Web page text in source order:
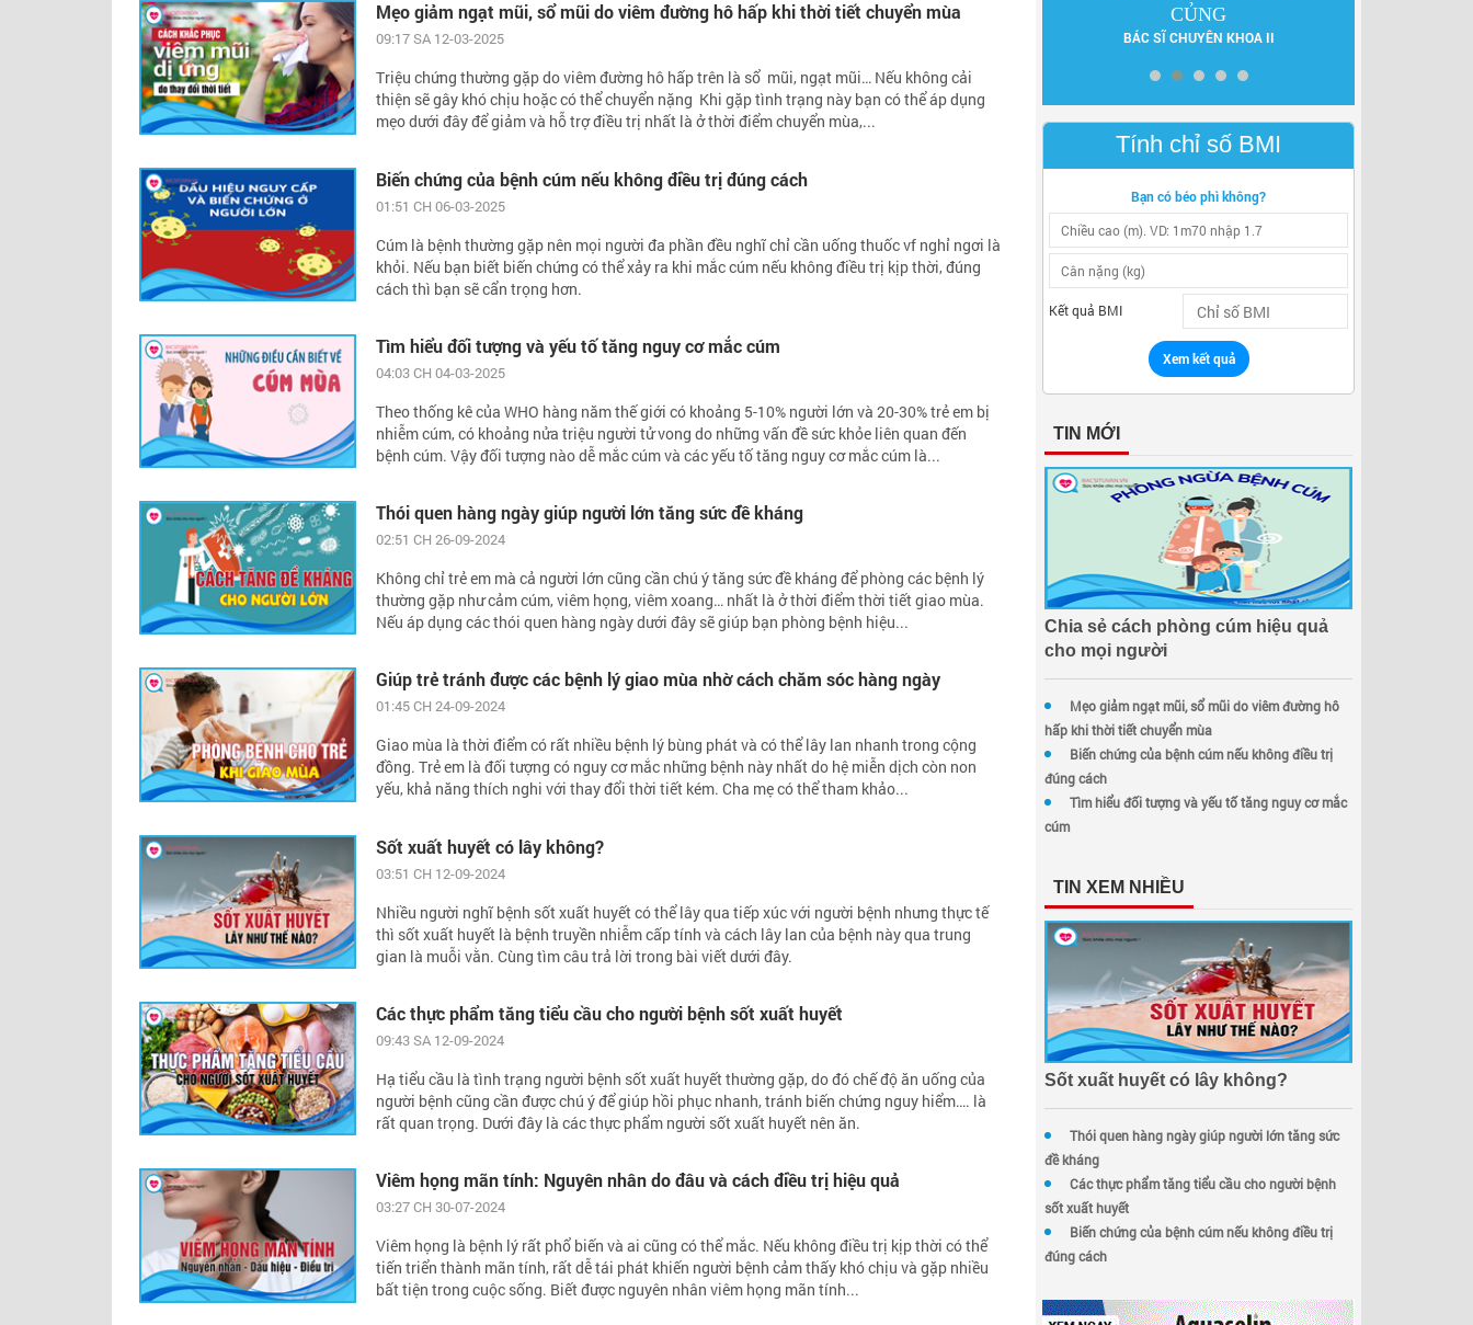
Mẹo giảm ngạt mũi, sổ mũi do viêm đường hô hấp khi thời tiết chuyển mùa
09:17 SA 12-03-2025
Triệu chứng thường gặp do viêm đường hô hấp trên là sổ mũi, ngạt mũi… Nếu không cải
thiện sẽ gây khó chịu hoặc có thể chuyển nặng Khi gặp tình trạng này bạn có thể áp dụng
mẹo dưới đây để giảm và hỗ trợ điều trị nhất là ở thời điểm chuyển mùa,...
Biến chứng của bệnh cúm nếu không điều trị đúng cách
01:51 CH 06-03-2025
Cúm là bệnh thường gặp nên mọi người đa phần đều nghĩ chỉ cần uống thuốc vf nghỉ ngơi là
khỏi. Nếu bạn biết biến chứng có thể xảy ra khi mắc cúm nếu không điều trị kịp thời, đúng
cách thì bạn sẽ cẩn trọng hơn.
Tìm hiểu đối tượng và yếu tố tăng nguy cơ mắc cúm
04:03 CH 04-03-2025
Theo thống kê của WHO hàng năm thế giới có khoảng 5-10% người lớn và 20-30% trẻ em bị
nhiễm cúm, có khoảng nửa triệu người tử vong do những vấn đề sức khỏe liên quan đến
bệnh cúm. Vậy đối tượng nào dễ mắc cúm và các yếu tố tăng nguy cơ mắc cúm là...
Thói quen hàng ngày giúp người lớn tăng sức đề kháng
02:51 CH 26-09-2024
Không chỉ trẻ em mà cả người lớn cũng cần chú ý tăng sức đề kháng để phòng các bệnh lý
thường gặp như cảm cúm, viêm họng, viêm xoang… nhất là ở thời điểm thời tiết giao mùa.
Nếu áp dụng các thói quen hàng ngày dưới đây sẽ giúp bạn phòng bệnh hiệu...
Giúp trẻ tránh được các bệnh lý giao mùa nhờ cách chăm sóc hàng ngày
01:45 CH 24-09-2024
Giao mùa là thời điểm có rất nhiều bệnh lý bùng phát và có thể lây lan nhanh trong cộng
đồng. Trẻ em là đối tượng có nguy cơ mắc những bệnh này nhất do hệ miễn dịch còn non
yếu, khả năng thích nghi với thay đổi thời tiết kém. Cha mẹ có thể tham khảo...
Sốt xuất huyết có lây không?
03:51 CH 12-09-2024
Nhiều người nghĩ bệnh sốt xuất huyết có thể lây qua tiếp xúc với người bệnh nhưng thực tế
thì sốt xuất huyết là bệnh truyền nhiễm cấp tính và cách lây lan của bệnh này qua trung
gian là muỗi vằn. Cùng tìm câu trả lời trong bài viết dưới đây.
Các thực phẩm tăng tiểu cầu cho người bệnh sốt xuất huyết
09:43 SA 12-09-2024
Hạ tiểu cầu là tình trạng người bệnh sốt xuất huyết thường gặp, do đó chế độ ăn uống của
người bệnh cũng cần được chú ý để giúp hồi phục nhanh, tránh biến chứng nguy hiểm…. là
rất quan trọng. Dưới đây là các thực phẩm người sốt xuất huyết nên ăn.
Viêm họng mãn tính: Nguyên nhân do đâu và cách điều trị hiệu quả
03:27 CH 30-07-2024
Viêm họng là bệnh lý rất phổ biến và ai cũng có thể mắc. Nếu không điều trị kịp thời có thể
tiến triển thành mãn tính, rất dễ tái phát khiến người bệnh cảm thấy khó chịu và gặp nhiều
bất tiện trong cuộc sống. Biết được nguyên nhân viêm họng mãn tính...
NGUYÊN GĐ TT DINH DƯỠNG VIỆN
CHUYÊN GIA TƯ VẤN
CỦNG
BÁC SĨ CHUYÊN KHOA II
Tính chỉ số BMI
Bạn có béo phì không?
Kết quả BMI
Xem kết quả
TIN MỚI
Chia sẻ cách phòng cúm hiệu quả
cho mọi người
Mẹo giảm ngạt mũi, sổ mũi do viêm đường hô
hấp khi thời tiết chuyển mùa
Biến chứng của bệnh cúm nếu không điều trị
đúng cách
Tìm hiểu đối tượng và yếu tố tăng nguy cơ mắc
cúm
TIN XEM NHIỀU
Sốt xuất huyết có lây không?
Thói quen hàng ngày giúp người lớn tăng sức
đề kháng
Các thực phẩm tăng tiểu cầu cho người bệnh
sốt xuất huyết
Biến chứng của bệnh cúm nếu không điều trị
đúng cách